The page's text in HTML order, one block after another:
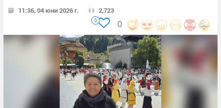
11:36, 04 юни 2026 г. 2,723
0
0